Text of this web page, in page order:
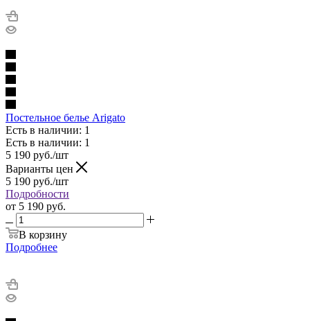
Постельное белье Arigato
Есть в наличии: 1
Есть в наличии: 1
5 190 руб./шт
Варианты цен
5 190 руб./шт
Подробности
от 5 190 руб.
В корзину
Подробнее